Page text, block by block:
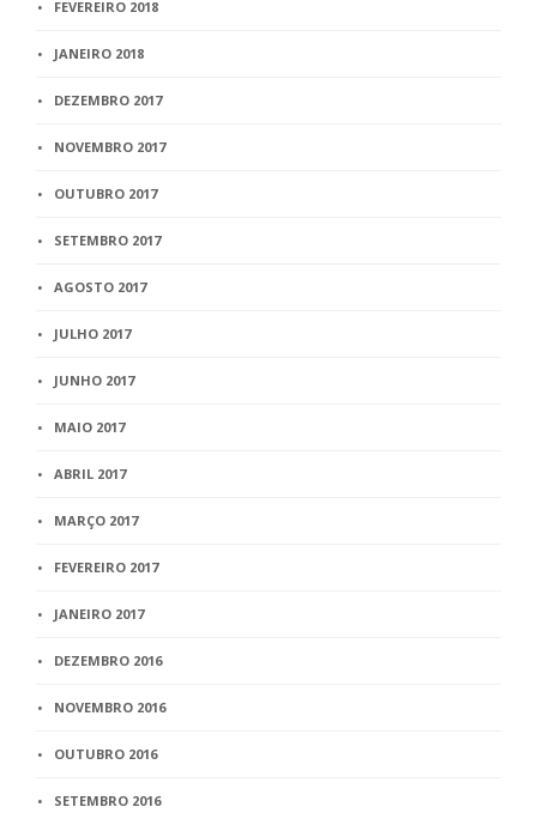
FEVEREIRO 2018
JANEIRO 2018
DEZEMBRO 2017
NOVEMBRO 2017
OUTUBRO 2017
SETEMBRO 2017
AGOSTO 2017
JULHO 2017
JUNHO 2017
MAIO 2017
ABRIL 2017
MARÇO 2017
FEVEREIRO 2017
JANEIRO 2017
DEZEMBRO 2016
NOVEMBRO 2016
OUTUBRO 2016
SETEMBRO 2016